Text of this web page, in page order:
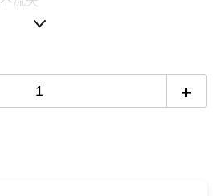
，不含樓層
天會以電話或簡訊聯絡後續配送時
+